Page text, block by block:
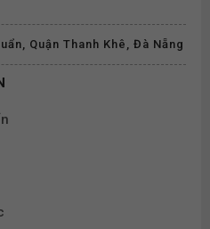
Quận Thanh Khê, Đà Nẵng